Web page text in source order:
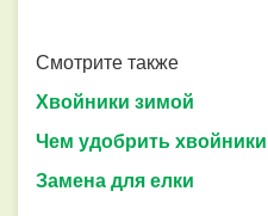
Смотрите также
Хвойники зимой
Чем удобрить хвойники
Замена для елки